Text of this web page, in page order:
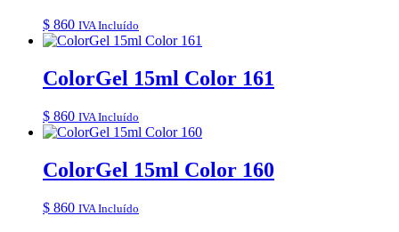
$ 860 IVA Incluído
ColorGel 15ml Color 161
$ 860 IVA Incluído
ColorGel 15ml Color 160
$ 860 IVA Incluído